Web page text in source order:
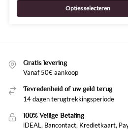
Opties selecteren
Gratis levering
Vanaf 50€ aankoop
Tevredenheid of uw geld terug
14 dagen terugtrekkingsperiode
100% Veilige Betaling
iDEAL, Bancontact, Kredietkaart,